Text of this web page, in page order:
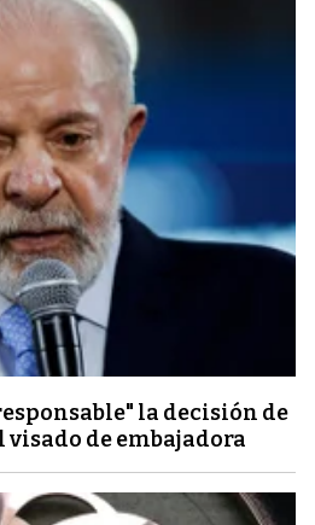
la decisión de
visado de embajadora